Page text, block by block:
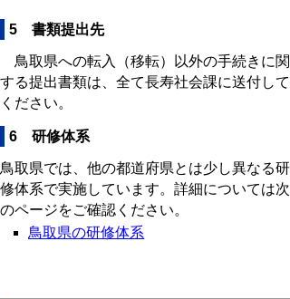
5 書類提出先
鳥取県への転入（移転）以外の手続きに関
する提出書類は、全て長寿社会課に送付して
ください。
6 研修体系
鳥取県では、他の都道府県とは少し異なる研
修体系で実施しています。詳細については次
のページをご確認ください。
鳥取県の研修体系